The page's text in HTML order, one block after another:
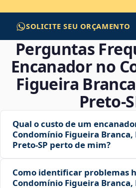
SOLICITE SEU ORÇAMENTO
Perguntas
Encanador no
Figueira
Qual o custo de um
Condomínio Figueira Branca,
Preto‑SP perto de mim?
Como identificar problemas
Condomínio Figueira Branca,